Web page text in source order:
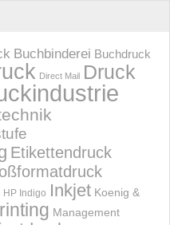
Buchbinderei Buchdruck
Direct Mail Druck
Etikettendruck
HP Indigo Inkjet Koenig &
Management